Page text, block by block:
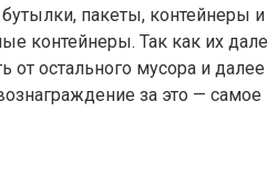
пакеты, контейнеры
контейнеры. Так как их
остального мусора и
за это —